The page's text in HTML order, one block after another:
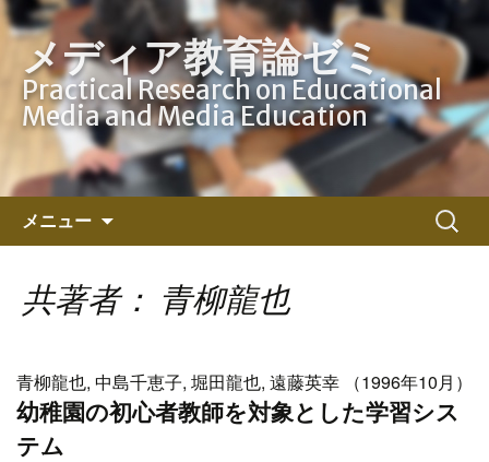
メディア教育論ゼミ
Practical Research on Educational
Media and Media Education
メニュー
ン
ツ
キ
ッ
検
索:
共著者： 青柳龍也
青柳龍也, 中島千恵子, 堀田龍也, 遠藤英幸 （1996年10月）
幼稚園の初心者教師を対象とした学習シス
テム